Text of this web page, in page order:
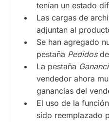
tenían un estado
Las cargas de
adjuntan al
Se han agregado
pestaña Pedidos
La pestaña
vendedor ahora
ganancias del
El uso de la
sido reemplazado